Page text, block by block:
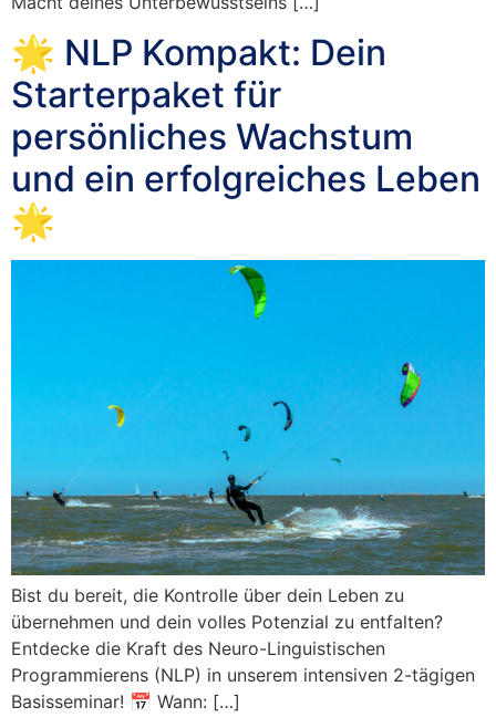
🌟 NLP Kompakt: Dein
Starterpaket für
persönliches Wachstum
und ein erfolgreiches Leben
🌟
Bist du bereit, die Kontrolle über dein Leben zu
übernehmen und dein volles Potenzial zu entfalten?
Entdecke die Kraft des Neuro-Linguistischen
Programmierens (NLP) in unserem intensiven 2-tägigen
Basisseminar! 📅 Wann: […]